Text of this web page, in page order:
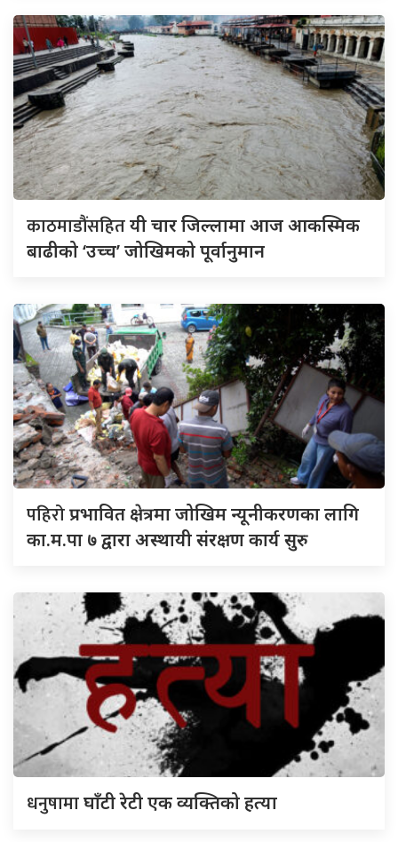
काठमाडौंसहितयी चार जिल्लामा आज आकस्मिक
बाढीको ‘उच्च’ जोखिमको पूर्वानुमान
पहिरोप्रभावित क्षेत्रमा जोखिम न्यूनीकरणका लागि
का.म.पा ७ द्वारा अस्थायी संरक्षण कार्य सुरु
धनुषामाघाँटी रेटी एक व्यक्तिको हत्या